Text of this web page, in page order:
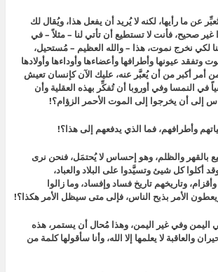
عن ما رأيها، لكنه لا يُريد أن يفعل هذا، ويُقال لك
غير صحيح، فأنت لا تستطيع أن تأتي لنا – مثلاً – في
لكي نخرج نموت، هذا – والله العظيم – مُستحيل،
وتفقد عيونها وأطرافها وأعضاءها وأوداءها وأولادها
من أمر أكبر من أن يُعبَّر عنه، عليك الآن كإنسان تعيش
في النمسا وفي أوروبا أن تُفكِّر بهذه العقلية وأن
إلى أن يخرجوا إلى الموت الأحمر الزؤام؟!
وأطرافهم، فما الذي يدفعهم إلى هذا؟!
بالقهر والظلم، وهو إحساس لا يُحتمَل، فنحن نرى
أكلوا كل شيئ وتسيَّدوا على البلاد والعباد،
وتاريخهم تاريخ فساد وإفساد، وما زالوا
الأمر بذبح الناس، فإلى متى سيظل الأمر هكذا؟!
وفي غير اليمن، وهذا مُحال أن يستمر، هذه
والعاقبة لا يعلمها إلا الله، وأنا سأقولها كلمة من